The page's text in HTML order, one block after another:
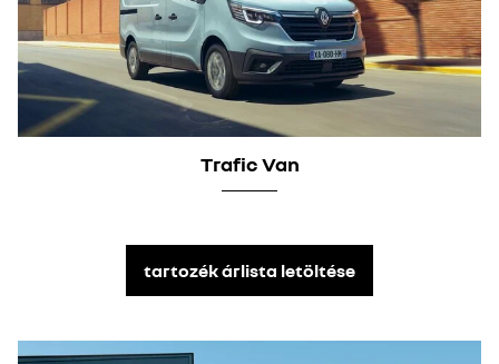
Trafic Van
tartozék árlista letöltése